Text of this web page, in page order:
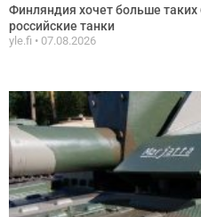
Финляндия хочет больше таких
российские танки
yle.fi 07.08.2026